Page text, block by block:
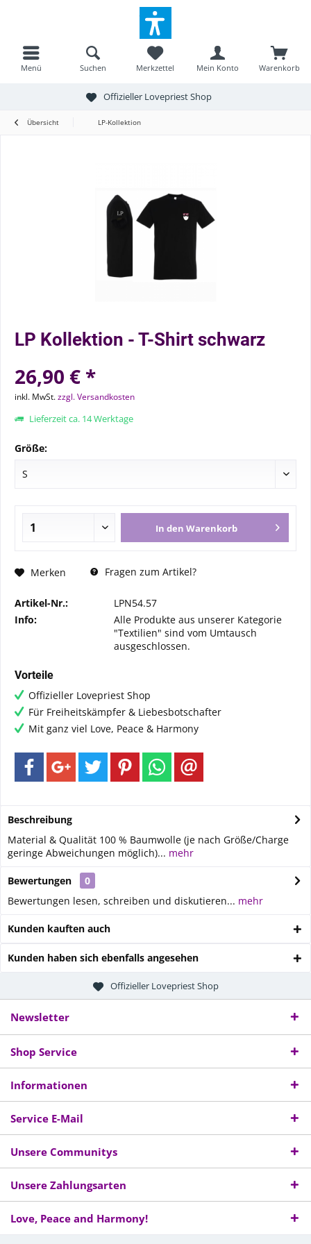
Menü Warenkorb
Merkzettel Mein Konto
Suchen
Offizieller Lovepriest Shop
Übersicht LP-Kollektion
LP Kollektion - T-Shirt schwarz
26,90 € *
inkl. MwSt.zzgl. Versandkosten
Lieferzeit ca. 14 Werktage
Größe:
In den Warenkorb
Merken Fragen zum Artikel?
Artikel-Nr.:
LPN54.57
Info:
Alle Produkte aus unserer Kategorie
"Textilien" sind vom Umtausch
ausgeschlossen.
Vorteile
Offizieller Lovepriest Shop
Für Freiheitskämpfer & Liebesbotschafter
Mit ganz viel Love, Peace & Harmony
Beschreibung
Material & Qualität 100 % Baumwolle (je nach Größe/Charge
geringe Abweichungen möglich)... mehr
Bewertungen
0
Bewertungen lesen, schreiben und diskutieren... mehr
Kunden kauften auch
Kunden haben sich ebenfalls angesehen
Offizieller Lovepriest Shop
Newsletter
Shop Service
Informationen
Service E-Mail
Unsere Communitys
Unsere Zahlungsarten
Love, Peace and Harmony!